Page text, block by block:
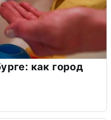
как город